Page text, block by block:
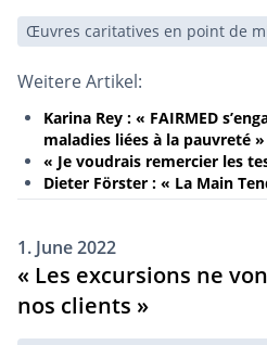
Œuvres caritatives en point de
Weitere Artikel:
Karina Rey : « FAIRMED
maladies liées à la pauvreté »
« Je voudrais remercier les
Dieter Förster : « La Main
1. June 2022
« Les excursions ne
nos clients »